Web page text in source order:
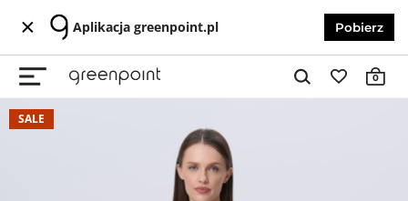
Aplikacja greenpoint.pl Pobierz
0
SALE